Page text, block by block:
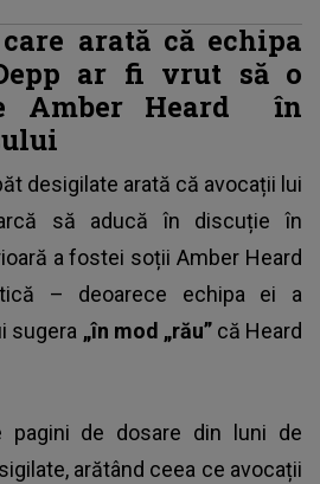
arată că echipa
ar fi vrut să o
Amber Heard în
desigilate arată că avocații lui
să aducă în discuție în
a fostei soții Amber Heard
– deoarece echipa ei a
sugera „în mod „rău” că Heard
pagini de dosare din luni de
arătând ceea ce avocații